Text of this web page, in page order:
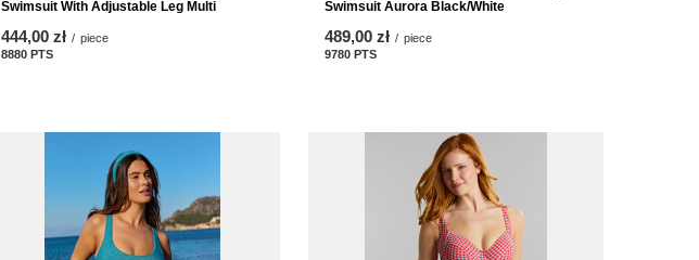
Swimsuit With Adjustable Leg Multi
444,00 zł / piece
8880 PTS
Swimsuit Aurora Black/White
489,00 zł / piece
9780 PTS